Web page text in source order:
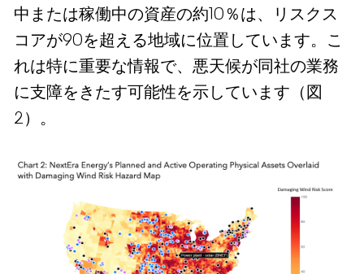
中または稼働中の資産の約10％は、リスクス
コアが90を超える地域に位置しています。こ
れは特に重要な情報で、悪天候が同社の業務
に支障をきたす可能性を示しています（図
2）。